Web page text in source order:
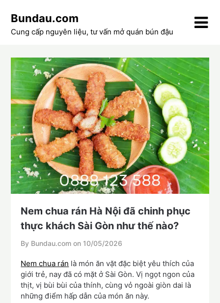
content
Bundau.com
Cung cấp nguyên liệu, tư vấn mở quán bún đậu
Nem chua rán Hà Nội đã chinh phục
thực khách Sài Gòn như thế nào?
By Bundau.com on 10/05/2026
Nem chua rán là món ăn vặt đặc biệt yêu thích của
giới trẻ, nay đã có mặt ở Sài Gòn. Vị ngọt ngon của
thịt, vị bùi bùi của thính, cùng vỏ ngoài giòn dai là
những điểm hấp dẫn của món ăn này.